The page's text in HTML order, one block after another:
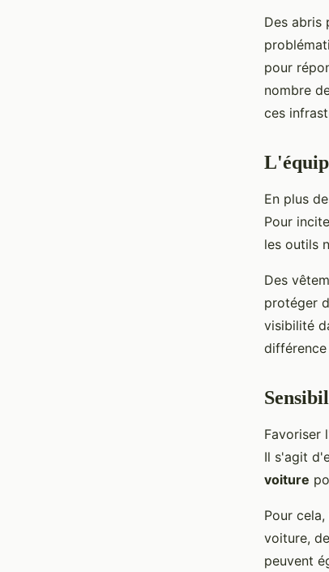
Des abris
pour
nombre
ces
En plus
Pour
les outils
Des
protéger
visibilité
Favoriser
Il s'agit
voiture
Pour
voiture,
peuvent